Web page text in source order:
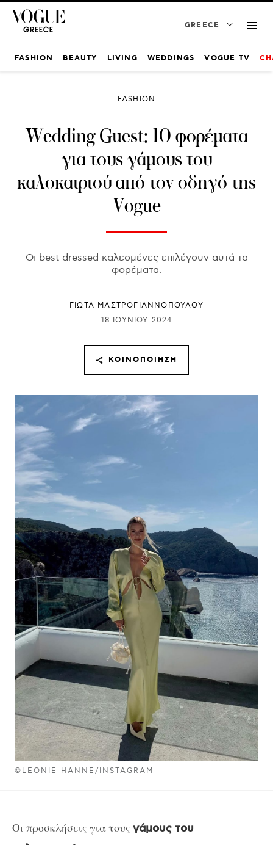
GREECE
FASHION BEAUTY LIVING WEDDINGS VOGUE TV
©LEONIE HANNE/INSTAGRAM
FASHION
Wedding Guest: 10 φορέματα
για τους γάμους του
καλοκαιριού από τον οδηγό της
Vogue
Οι best dressed καλεσμένες επιλέγουν αυτά τα
φορέματα.
ΓΙΩΤΑ ΜΑΣΤΡΟΓΙΑΝΝΟΠΟΥΛΟΥ
18 ΙΟΥΝΊΟΥ 2024
ΚΟΙΝΟΠΟΊΗΣΗ
Οι προσκλήσεις για τους γάμους του